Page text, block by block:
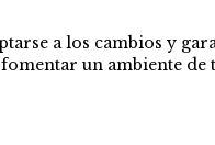
a los cambios y
un ambiente de